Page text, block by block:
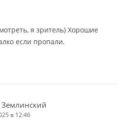
я зритель) Хорошие
если пропали.
в 12:46